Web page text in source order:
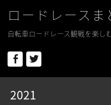
ロードレースま
自転車ロードレース観戦を楽し
Facebook
2021